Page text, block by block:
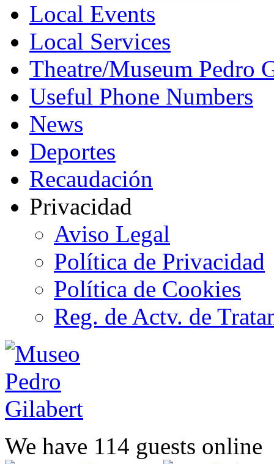
Local Events
Local Services
Theatre/Museum Pedro
Useful Phone Numbers
News
Deportes
Recaudación
Privacidad
Aviso Legal
Política de Privacidad
Política de Cookies
Reg. de Actv. de
We have 114 guests online